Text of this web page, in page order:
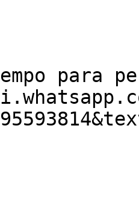
para